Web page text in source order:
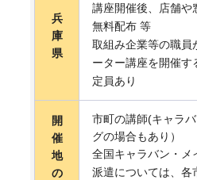
兵
庫
県
講座開催後、店舗や
無料配布 等
取組み企業等の職員
ーター講座を開催
定員あり
開
催
地
の
市町の講師(キャラ
グの場合もあり）
全国キャラバン・メ
派遣については、各